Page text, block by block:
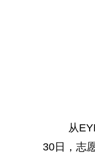
从
30日，志